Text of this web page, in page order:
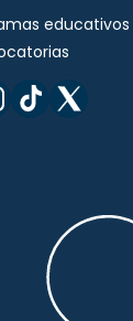
educativos